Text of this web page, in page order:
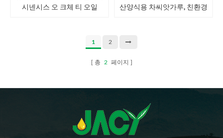
시넨시스 오 크체 티 오일
산양식용 차씨앗가루, 친환경
1 2
총 2 페이지